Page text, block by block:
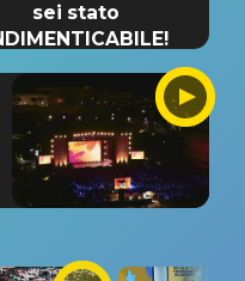
sei stato